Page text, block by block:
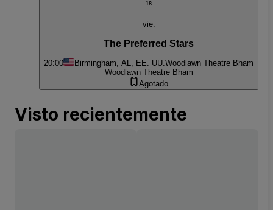
18
vie.
The Preferred Stars
20:00 Birmingham, AL, EE. UU.Woodlawn Theatre Bham
Woodlawn Theatre Bham
Agotado
Visto recientemente